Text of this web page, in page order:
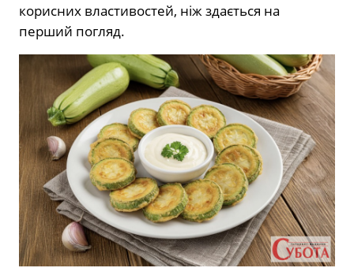
корисних властивостей, ніж здається на
перший погляд.